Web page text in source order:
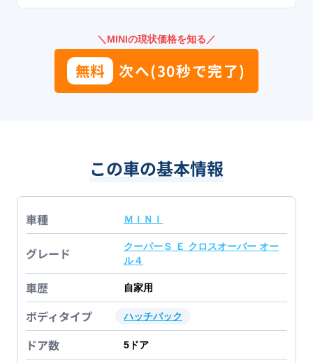
＼MINIの現状価格を知る／
無料 次へ(30秒で完了)
この車の基本情報
車種 ＭＩＮＩ
グレード
クーパーＳ Ｅ クロスオーバー オー
ル４
車歴 自家用
ボディタイプ ハッチバック
ドア数 5 ドア